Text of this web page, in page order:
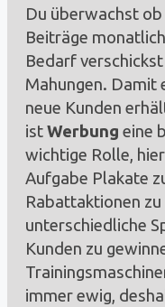
Du überwachst
Beiträge
Bedarf
Mahungen. Damit
neue Kunden
istWerbung eine
wichtige Rolle,
Aufgabe Plakate
Rabattaktionen
unterschiedliche
Kunden zu
immer ewig,